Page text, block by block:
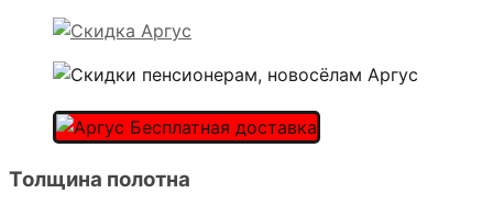
Толщина полотна